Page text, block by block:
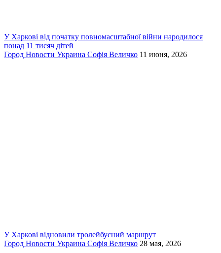
У Харкові від початку повномасштабної війни народилося
понад 11 тисяч дітей
Город Новости Украина Софія Величко 11 июня, 2026
У Харкові відновили тролейбусний маршрут
Город Новости Украина Софія Величко 28 мая, 2026